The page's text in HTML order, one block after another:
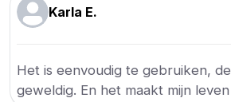
Karla E.
Het is eenvoudig te gebruiken,
geweldig. En het maakt mijn